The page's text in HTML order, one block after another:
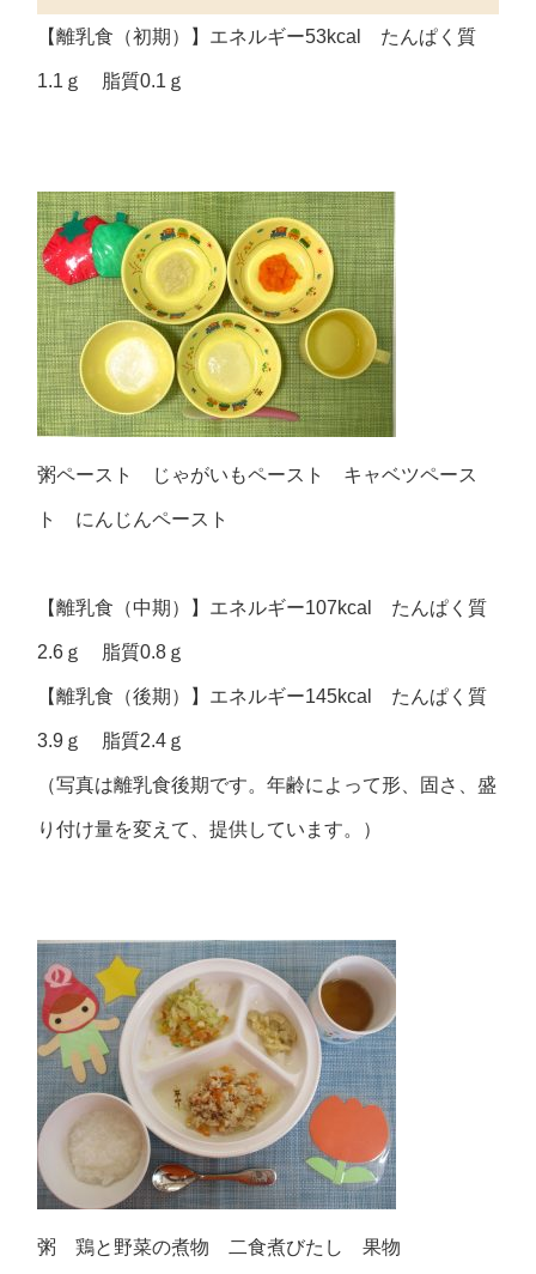
【離乳食（初期）】エネルギー53kcal たんぱく質
1.1ｇ 脂質0.1ｇ
粥ペースト じゃがいもペースト キャベツペース
ト にんじんペースト
【離乳食（中期）】エネルギー107kcal たんぱく質
2.6ｇ 脂質0.8ｇ
【離乳食（後期）】エネルギー145kcal たんぱく質
3.9ｇ 脂質2.4ｇ
（写真は離乳食後期です。年齢によって形、固さ、盛
り付け量を変えて、提供しています。）
粥 鶏と野菜の煮物 二食煮びたし 果物